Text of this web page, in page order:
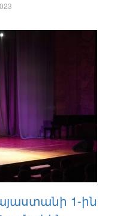
1-ին